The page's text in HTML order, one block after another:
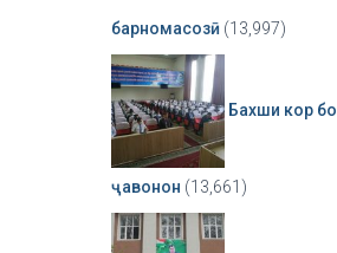
барномасозӣ (13,997)
Бахши кор бо
ҷавонон (13,661)